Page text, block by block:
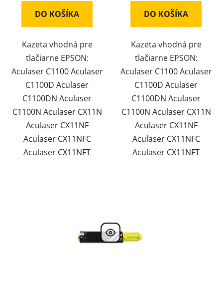
DO KOŠÍKA
Kazeta vhodná pre
tlačiarne EPSON:
Aculaser C1100 Aculaser
C1100D Aculaser
C1100DN Aculaser
C1100N Aculaser CX11N
Aculaser CX11NF
Aculaser CX11NFC
Aculaser CX11NFT
DO KOŠÍKA
Kazeta vhodná pre
tlačiarne EPSON:
Aculaser C1100 Aculaser
C1100D Aculaser
C1100DN Aculaser
C1100N Aculaser CX11N
Aculaser CX11NF
Aculaser CX11NFC
Aculaser CX11NFT